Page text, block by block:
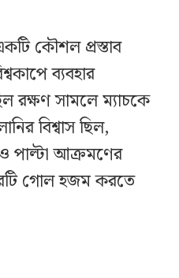
কৌশল প্রস্তাব
ব্যবহার
রক্ষণ সামলে ম্যাচকে
বিশ্বাস ছিল,
পাল্টা আক্রমণের
গোল হজম করতে